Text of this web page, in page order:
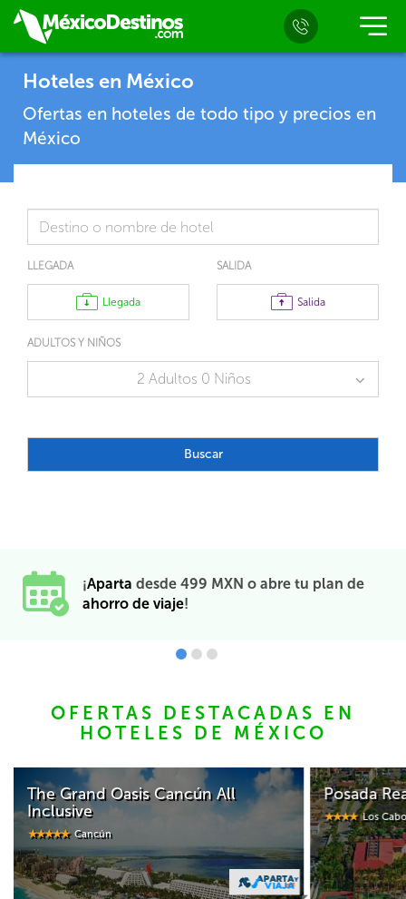
Hoteles en México
Ofertas en hoteles de todo tipo y precios en
México
LLEGADA
Llegada
SALIDA
Salida
ADULTOS Y NIÑOS
2 Adultos 0 Niños
Buscar
¡Aparta desde 499 MXN o abre tu plan de
ahorro de viaje!
OFERTAS DESTACADAS EN
HOTELES DE MÉXICO
Posada Real Los Cabos Las